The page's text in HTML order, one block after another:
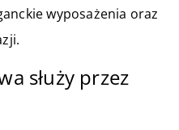
wyposażenia oraz
służy przez